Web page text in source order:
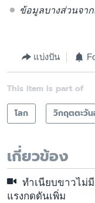
ข้อมูลบางส่วนจาก
แบ่งปัน
This item is part of
โลก
วิกฤตตะวั
เกี่ยวข้อง
ทำเนียบขาวไม่
แรงกดดันเพิ่ม